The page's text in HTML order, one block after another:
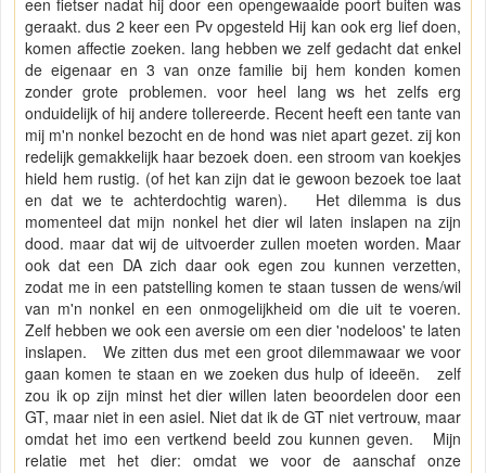
een fietser nadat hij door een opengewaaide poort buiten was
geraakt. dus 2 keer een Pv opgesteld Hij kan ook erg lief doen,
komen affectie zoeken. lang hebben we zelf gedacht dat enkel
de eigenaar en 3 van onze familie bij hem konden komen
zonder grote problemen. voor heel lang ws het zelfs erg
onduidelijk of hij andere tollereerde. Recent heeft een tante van
mij m'n nonkel bezocht en de hond was niet apart gezet. zij kon
redelijk gemakkelijk haar bezoek doen. een stroom van koekjes
hield hem rustig. (of het kan zijn dat ie gewoon bezoek toe laat
en dat we te achterdochtig waren). Het dilemma is dus
momenteel dat mijn nonkel het dier wil laten inslapen na zijn
dood. maar dat wij de uitvoerder zullen moeten worden. Maar
ook dat een DA zich daar ook egen zou kunnen verzetten,
zodat me in een patstelling komen te staan tussen de wens/wil
van m'n nonkel en een onmogelijkheid om die uit te voeren.
Zelf hebben we ook een aversie om een dier 'nodeloos' te laten
inslapen. We zitten dus met een groot dilemmawaar we voor
gaan komen te staan en we zoeken dus hulp of ideeën. zelf
zou ik op zijn minst het dier willen laten beoordelen door een
GT, maar niet in een asiel. Niet dat ik de GT niet vertrouw, maar
omdat het imo een vertkend beeld zou kunnen geven. Mijn
relatie met het dier: omdat we voor de aanschaf onze